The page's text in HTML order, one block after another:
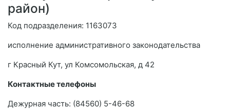
район)
Код подразделения: 1163073
исполнение административного законодательства
г Красный Кут, ул Комсомольская, д 42
Контактные телефоны
Дежурная часть: (84560) 5-46-68